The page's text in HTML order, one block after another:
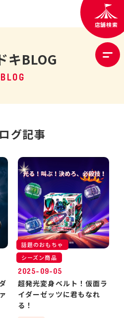
店舗検索
キBLOG
BLOG
グ記事
話題のおもちゃ
シーズン商品
2025-09-05
超発光変身ベルト！仮面ラ
イダーゼッツに君もなれ
る！